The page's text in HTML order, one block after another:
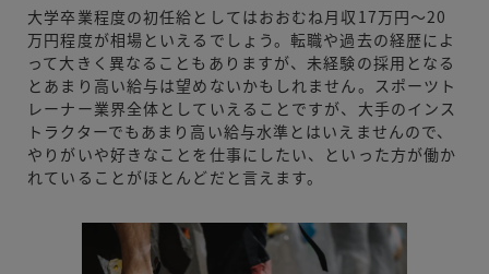
大学卒業程度の初任給としてはおおむね月収17万円～20
万円程度が相場といえるでしょう。転職や過去の経歴によ
って大きく異なることもありますが、未経験の採用となる
とあまり高い給与は望めないかもしれません。スポーツト
レーナー業界全体としていえることですが、大手のインス
トラクターでもあまり高い給与水準とはいえませんので、
やりがいや好きなことを仕事にしたい、といった方が働か
れていることがほとんどだと言えます。